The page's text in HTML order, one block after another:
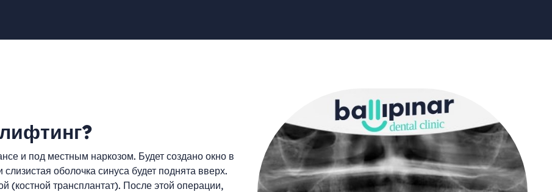
и под местным наркозом. Будет создано окно в
оболочка синуса будет поднята вверх.
(костной трансплантат). После этой операции,